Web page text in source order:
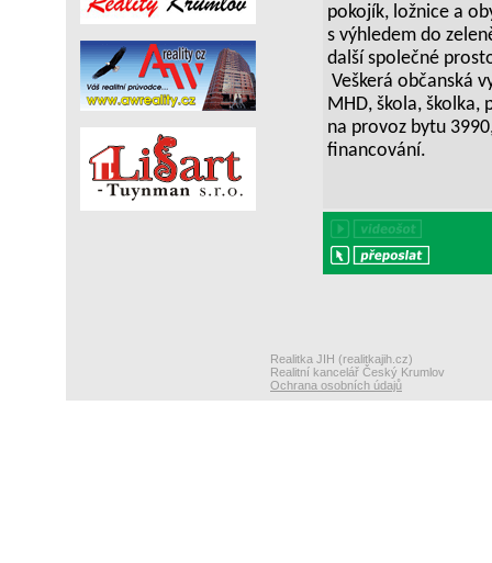
pokojík, ložnice a
s výhledem do
další společné
Veškerá občanská
MHD, škola, školka,
na provoz bytu
financování.
Realitka JIH (realitkajih.cz)
Realitní kancelář Český Krumlov
Ochrana osobních údajů